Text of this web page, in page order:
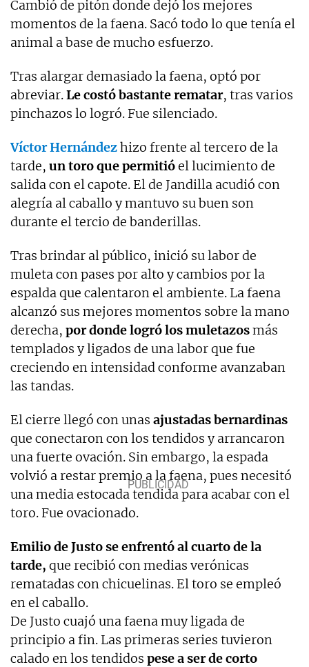
Cambió de pitón donde dejó los mejores
momentos de la faena. Sacó todo lo que tenía el
animal a base de mucho esfuerzo.
Tras alargar demasiado la faena, optó por
abreviar.Le costó bastante rematar, tras varios
pinchazos lo logró. Fue silenciado.
Víctor Hernándezhizo frente al tercero de la
tarde, un toro que permitióel lucimiento de
salida con el capote. El de Jandilla acudió con
alegría al caballo y mantuvo su buen son
durante el tercio de banderillas.
Tras brindar al público, inició su labor de
muleta con pases por alto y cambios por la
espalda que calentaron el ambiente. La faena
alcanzó sus mejores momentos sobre la mano
derecha, por donde logró los muletazosmás
templados y ligados de una labor que fue
creciendo en intensidad conforme avanzaban
las tandas.
El cierre llegó con unas ajustadas bernardinas
que conectaron con los tendidos y arrancaron
una fuerte ovación. Sin embargo, la espada
volvió a restar premio a la faena, pues necesitó
una media estocada tendida para acabar con el
toro. Fue ovacionado.
Emilio de Justo se enfrentó al cuarto de la
tarde, que recibió con medias verónicas
rematadas con chicuelinas. El toro se empleó
en el caballo.
De Justo cuajó una faena muy ligada de
principio a fin. Las primeras series tuvieron
calado en los tendidos pese a ser de corto